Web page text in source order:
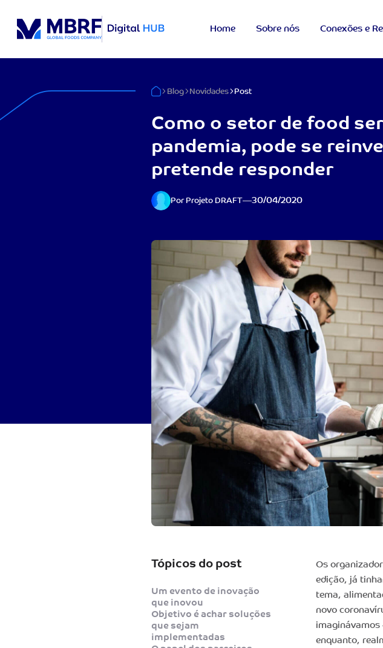
Home Sobre nós Conexões e
Blog Novidades Post
Como o setor de food
pandemia, pode se
pretende responder
Por Projeto DRAFT 30/04/2020
Tópicos do post
Um evento de inovação
que inovou
Objetivo é achar soluções
que sejam
implementadas
Os
edição, já
tema,
novo
imaginávamos
enquanto,